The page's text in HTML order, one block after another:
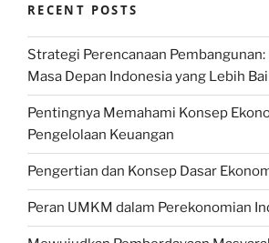
RECENT POSTS
Strategi Perencanaan
Masa Depan Indonesia yang Lebih
Pentingnya Memahami Konsep
Pengelolaan Keuangan
Pengertian dan Konsep Dasar
Peran UMKM dalam Perekonomian